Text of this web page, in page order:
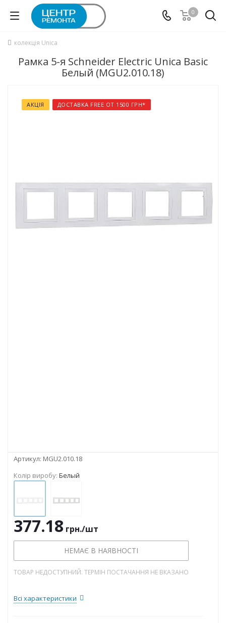
0
колекція Unica
Рамка 5-я Schneider Electric Unica Basic
Белый (MGU2.010.18)
АКЦІЯ ДОСТАВКА FREE ОТ 1500 ГРН*
Артикул: MGU2.010.18
Колір виробу: Белый
377.18 грн./шт
НЕМАЄ В НАЯВНОСТІ
ТОВАР НЕДОСТУПНИЙ. ТЕРМІН ПОСТАЧАННЯ НЕ ВКАЗАНО
Всі характеристики